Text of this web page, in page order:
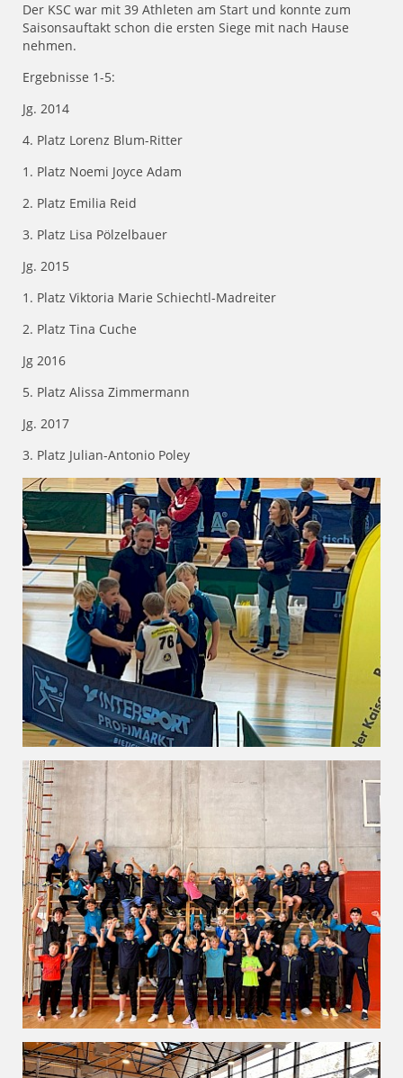
Der KSC war mit 39 Athleten am Start und konnte zum
Saisonsauftakt schon die ersten Siege mit nach Hause
nehmen.
Ergebnisse 1-5:
Jg. 2014
4. Platz Lorenz Blum-Ritter
1. Platz Noemi Joyce Adam
2. Platz Emilia Reid
3. Platz Lisa Pölzelbauer
Jg. 2015
1. Platz Viktoria Marie Schiechtl-Madreiter
2. Platz Tina Cuche
Jg 2016
5. Platz Alissa Zimmermann
Jg. 2017
3. Platz Julian-Antonio Poley